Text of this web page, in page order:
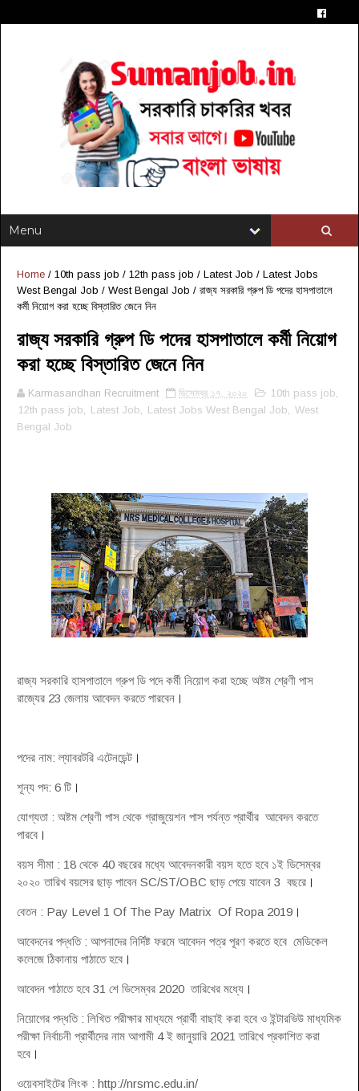
Home / 10th pass job / 12th pass job / Latest Job / Latest Jobs
West Bengal Job / West Bengal Job / রাজ্য সরকারি গ্রুপ ডি পদের হাসপাতালে
কর্মী নিয়োগ করা হচ্ছে বিস্তারিত জেনে নিন
রাজ্য সরকারি গ্রুপ ডি পদের হাসপাতালে কর্মী নিয়োগ
করা হচ্ছে বিস্তারিত জেনে নিন
Karmasandhan Recruitment ডিসেম্বর ১৭, ২০২০ 10th pass job
12th pass job
Latest Job Latest Jobs West Bengal Job
West
Bengal Job
রাজ্য সরকারি হাসপাতালে গ্রুপ ডি পদে কর্মী নিয়োগ করা হচ্ছে অষ্টম শ্রেণী পাস
রাজ্যের 23 জেলায় আবেদন করতে পারবেন ।
পদের নাম: ল্যাবরটরি এটেনডেন্ট ।
শূন্য পদ: 6 টি ।
যোগ্যতা : অষ্টম শ্রেণী পাস থেকে গ্রাজুয়েশন পাস পর্যন্ত প্রার্থীর আবেদন করতে
পারবে ।
বয়স সীমা : 18 থেকে 40 বছরের মধ্যে আবেদনকারী বয়স হতে হবে ১ই ডিসেম্বর
২০২০ তারিখ বয়সের ছাড় পাবেন SC/ST/OBC ছাড় পেয়ে যাবেন 3 বছরে ।
বেতন : Pay Level 1 Of The Pay Matrix Of Ropa 2019 ।
আবেদনের পদ্ধতি : আপনাদের নির্দিষ্ট ফরমে আবেদন পত্র পূরণ করতে হবে মেডিকেল
কলেজে ঠিকানায় পাঠাতে হবে ।
আবেদন পাঠাতে হবে 31 শে ডিসেম্বর 2020 তারিখের মধ্যে ।
নিয়োগের পদ্ধতি : লিখিত পরীক্ষার মাধ্যমে প্রার্থী বাছাই করা হবে ও ইন্টারভিউ মাধ্যমিক
পরীক্ষা নির্বাচনী প্রার্থীদের নাম আগামী 4 ই জানুয়ারি 2021 তারিখে প্রকাশিত করা
হবে ।
ওয়েবসাইটের লিংক : http://nrsmc.edu.in/